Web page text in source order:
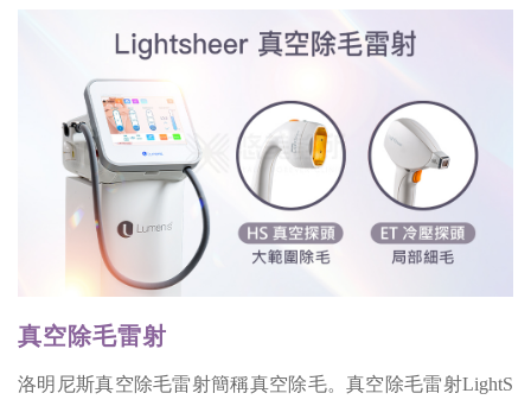
真空除毛雷射
洛明尼斯真空除毛雷射簡稱真空除毛。真空除毛雷射LightS